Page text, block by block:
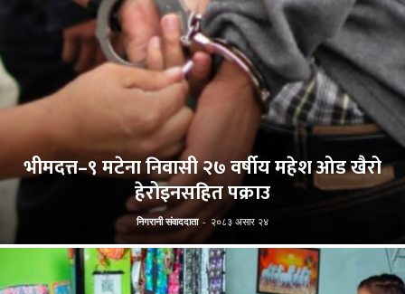
भीमदत्त–९ मटेना निवासी २७ वर्षीय महेश ओड खैरो
हेरोइनसहित पक्राउ
निगरानी संवाददाता - २०८३ असार २४